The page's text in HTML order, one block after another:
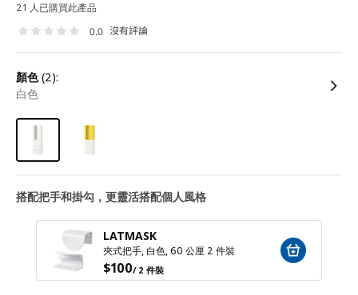
21 人已購買此產品
0.0 沒有評論
顏色(2):
白色
搭配把手和掛勾，更靈活搭配個人風格
LATMASK
夾式把手, 白色, 60 公厘 2 件裝
$100/ 2 件裝